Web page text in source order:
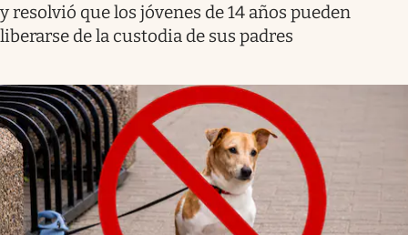
y resolvió que los jóvenes de 14 años pueden
liberarse de la custodia de sus padres